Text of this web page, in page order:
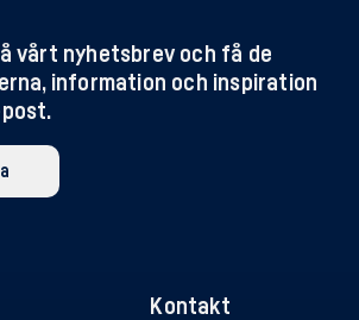
vårt nyhetsbrev och få de
information och inspiration
Kontakt